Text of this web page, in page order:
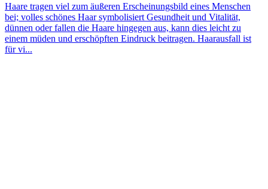
Haare tragen viel zum äußeren Erscheinungsbild eines Menschen
bei; volles schönes Haar symbolisiert Gesundheit und Vitalität,
dünnen oder fallen die Haare hingegen aus, kann dies leicht zu
einem müden und erschöpften Eindruck beitragen. Haarausfall ist
für vi...